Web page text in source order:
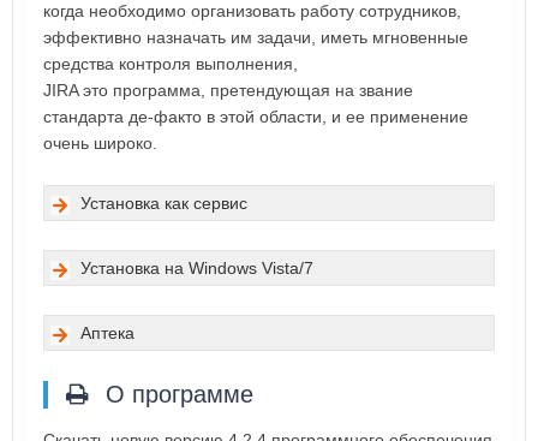
когда необходимо организовать работу сотрудников,
эффективно назначать им задачи, иметь мгновенные
средства контроля выполнения,
JIRA это программа, претендующая на звание
стандарта де-факто в этой области, и ее применение
очень широко.
Установка как сервис
Установка на Windows Vista/7
Аптека
О программе